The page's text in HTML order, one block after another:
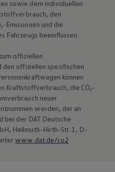
sowie dem individuellen
den
Emissionen und die
Fahrzeugs beeinflussen.
offiziellen
offiziellen spezifischen
können
Kraftstoffverbrauch, die CO₂-
neuer
werden, der an
bei der DAT Deutsche
Hellmuth-Hirth-Str. 1, D-
www.dat.de/co2